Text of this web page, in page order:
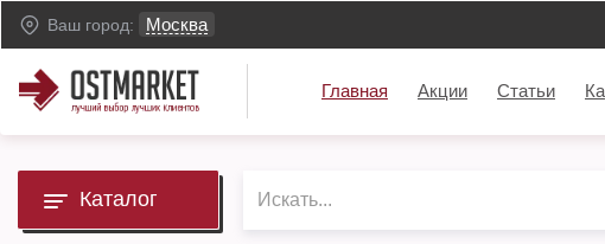
Ваш город: Москва
Главная Акции Статьи
Каталог